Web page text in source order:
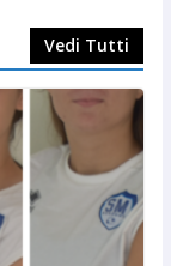
Vedi Tutti